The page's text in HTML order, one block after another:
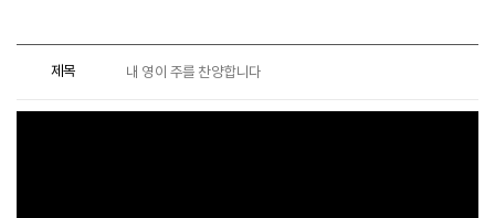
제목 내 영이 주를 찬양합니다